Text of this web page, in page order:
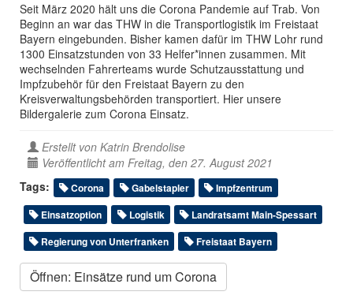
Seit März 2020 hält uns die Corona Pandemie auf Trab. Von
Beginn an war das THW in die Transportlogistik im Freistaat
Bayern eingebunden. Bisher kamen dafür im THW Lohr rund
1300 Einsatzstunden von 33 Helfer*innen zusammen. Mit
wechselnden Fahrerteams wurde Schutzausstattung und
Impfzubehör für den Freistaat Bayern zu den
Kreisverwaltungsbehörden transportiert. Hier unsere
Bildergalerie zum Corona Einsatz.
Erstellt von Katrin Brendolise
Veröffentlicht am Freitag, den 27. August 2021
Tags:
Corona Gabelstapler
Impfzentrum
Einsatzoption
Logistik
Landratsamt Main-Spessart
Regierung von Unterfranken
Freistaat Bayern
Öffnen: Einsätze rund um Corona